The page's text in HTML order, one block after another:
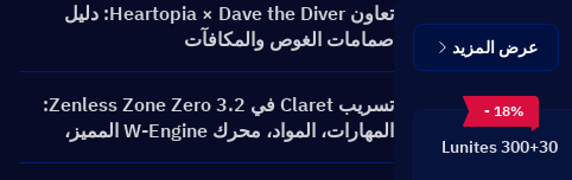
عرض المزيد
- 18%
300+30 Lunites
تعاون Heartopia × Dave the Diver: دليل
صمامات الغوص والمكافآت
تسريب Claret في Zenless Zone Zero 3.2:
المهارات، المواد، محرك W-Engine المميز،
وسينما العقل